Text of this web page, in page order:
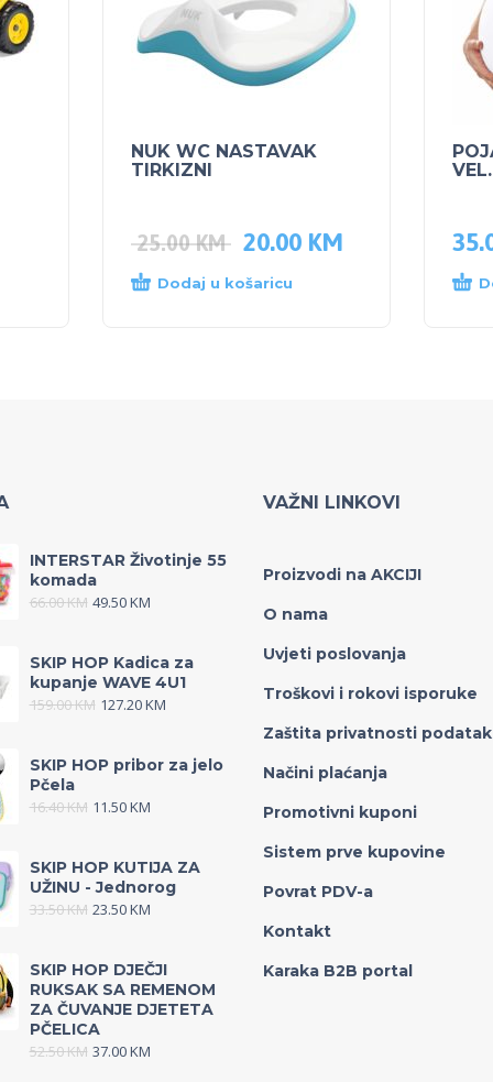
NUK WC NASTAVAK
TIRKIZNI
25.00KM 20.00 KM
Dodaj u košaricu
INTERSTAR Životinje 55
komada
66.00KM 49.50KM
SKIP HOP Kadica za
kupanje WAVE 4U1
159.00KM 127.20KM
SKIP HOP pribor za jelo
Pčela
16.40KM 11.50KM
SKIP HOP KUTIJA ZA
UŽINU - Jednorog
33.50KM 23.50KM
SKIP HOP DJEČJI
RUKSAK SA REMENOM
ZA ČUVANJE DJETETA
PČELICA
52.50KM 37.00KM
VAŽNI LINKOVI
Proizvodi na AKCIJI
O nama
Uvjeti poslovanja
Troškovi i rokovi isporuke
Zaštita privatnosti
Načini plaćanja
Promotivni kuponi
Sistem prve kupovine
Povrat PDV-a
Kontakt
Karaka B2B portal